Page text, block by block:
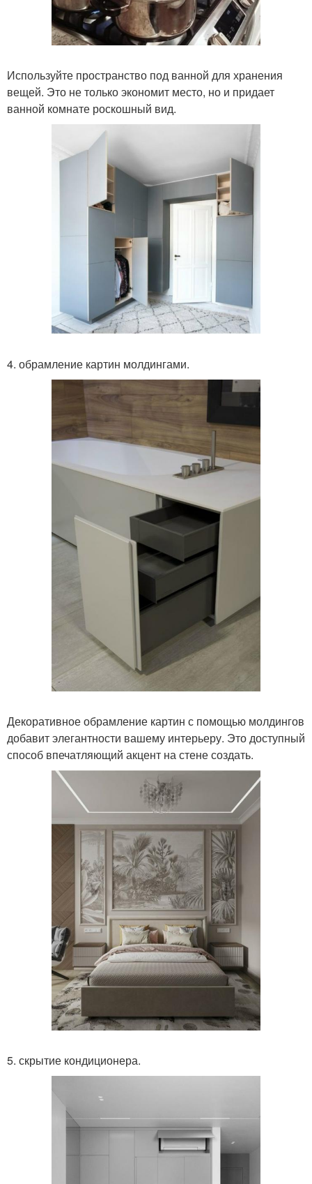
Используйте пространство под ванной для хранения
вещей. Это не только экономит место, но и придает
ванной комнате роскошный вид.
4. обрамление картин молдингами.
Декоративное обрамление картин с помощью молдингов
добавит элегантности вашему интерьеру. Это доступный
способ впечатляющий акцент на стене создать.
5. скрытие кондиционера.